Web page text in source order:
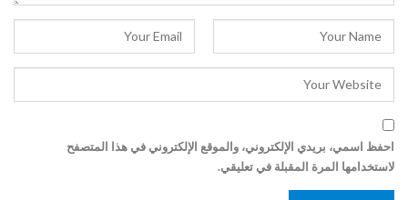
احفظ اسمي، بريدي الإلكتروني، والموقع الإلكتروني في هذا المتصفح
لاستخدامها المرة المقبلة في تعليقي.